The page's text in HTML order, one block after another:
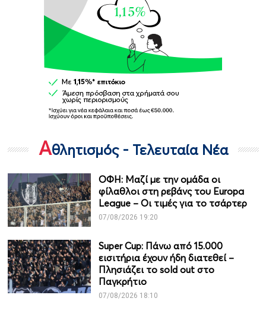
Αθλητισμός - Τελευταία Νέα
ΟΦΗ: Μαζί με την ομάδα οι
φίλαθλοι στη ρεβάνς του Europa
League – Οι τιμές για το τσάρτερ
07/08/2026 19:20
Super Cup: Πάνω από 15.000
εισιτήρια έχουν ήδη διατεθεί –
Πλησιάζει το sold out στο
Παγκρήτιο
07/08/2026 18:10